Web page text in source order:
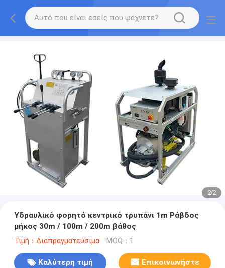
2/2
Υδραυλικό φορητό κεντρικό τρυπάνι 1m Ράβδος
μήκος 30m / 100m / 200m βάθος
Τιμή：Διαπραγματεύσιμα MOQ：1
Καλύτερη τιμή Επικοινωνήστε